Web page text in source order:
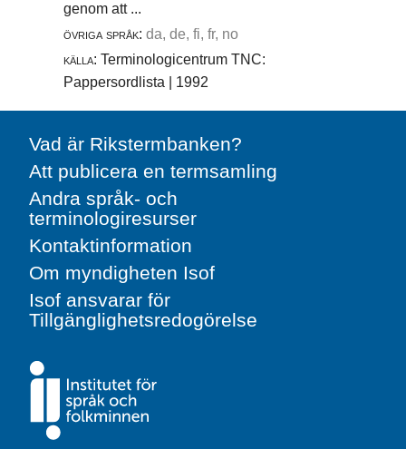
genom att ...
övriga språk: da, de, fi, fr, no
källa: Terminologicentrum TNC:
Pappersordlista | 1992
Vad är Rikstermbanken?
Att publicera en termsamling
Andra språk- och
terminologiresurser
Kontaktinformation
Om myndigheten Isof
Isof ansvarar för
Tillgänglighetsredogörelse